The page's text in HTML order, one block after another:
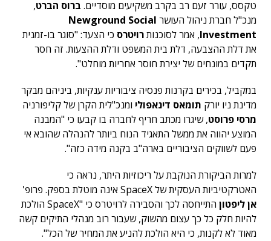
טקסס, עורר זעם רב בקרב משקיעים מוסדיים. ברוס הברט,
מנכ"ל חברת ניהול העושר Newground Social
Investment, אמר לסוכנותרויטרס כי הצעד: "סוגר בו-זמנית
את דלת ההצבעה, דלת בית המשפט ודלת ההצעות. זה חסר
תקדים במונחים של יצירת חוסר אחריות מוחלט".
במקביל, בכירים בקרנות פנסיה ציבוריות ענקיות, ביניהם מבקר
מדינת ניו יורק תומאס דינאפולי ומנכ"לית הקרן של קליפורניה
מרסי פרוסט, שיגרו מכתב חריף לחברה בו קבעו כי "המבנה
המוצע יהווה את ממשל התאגיד הנוח ביותר להנהלה שהובא אי
פעם לשווקים הציבוריים בארה"ב בקנה מידה כזה".
למרות הביקורת הנוקבת על ריכוזיות היתר, נראה כי
האטרקטיביות העסקית של SpaceX אינה מוטלת בספק. פרופ'
אן ליפטון
התייחסה לכך והסבירה לרויטרס כי "SpaceX הולכת
להיות חלק כל כך עצום מהשוק, שעבור רוב מנהלי התיקים קשה
מאוד לא לקנות, כי היא הולכת להניע את המחיר של הכל".